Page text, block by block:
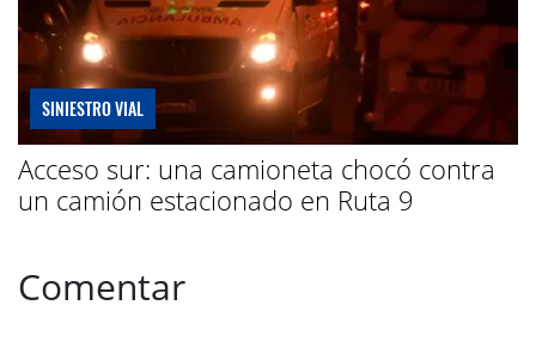
SINIESTRO VIAL
Acceso sur: una camioneta chocó contra
un camión estacionado en Ruta 9
Comentar